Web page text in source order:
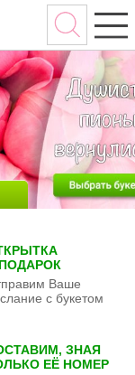
Ваше
с букетом
ЗНАЯ
ЕЁ НОМЕР